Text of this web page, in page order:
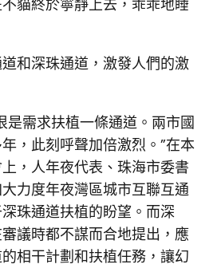
貓終於寧靜上去，乖乖地睡
和深珠通道，激發人們的激
是需求扶植一條通道。兩市國
，此刻呼聲加倍激烈。”在本
，人年夜代表、珠海市委書
力度年夜灣區城市互聯互通
珠通道扶植的盼望。而深
議時都不謀而合地提出，應
相干計劃和扶植任務，讓幻